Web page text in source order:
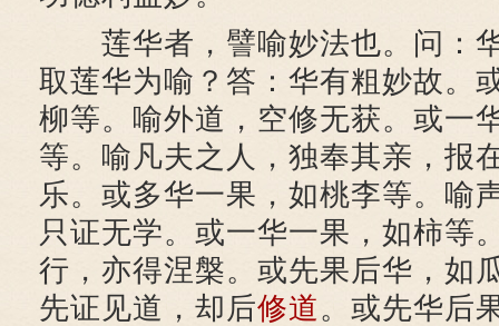
莲华者，譬喻妙法也。问：
取莲华为喻？答：华有粗妙故。
柳等。喻外道，空修无获。或一
等。喻凡夫之人，独奉其亲，报
乐。或多华一果，如桃李等。喻
只证无学。或一华一果，如柿等
行，亦得涅槃。或先果后华，如
先证见道，却后修道。或先华后